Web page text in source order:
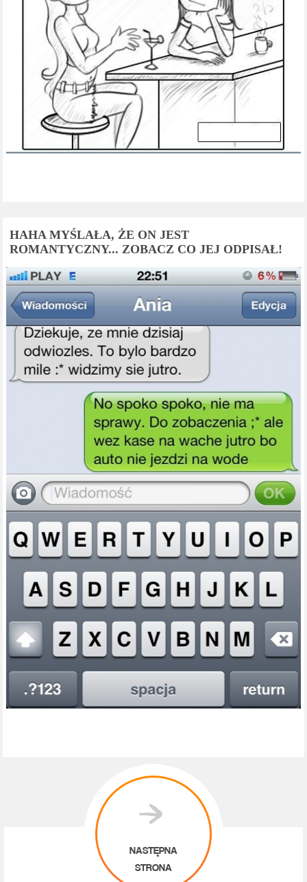
HAHA MYŚLAŁA, ŻE ON JEST
ROMANTYCZNY... ZOBACZ CO JEJ ODPISAŁ!
NASTĘPNA
STRONA